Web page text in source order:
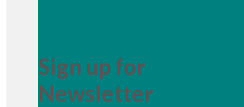
Sign up for
Newsletter